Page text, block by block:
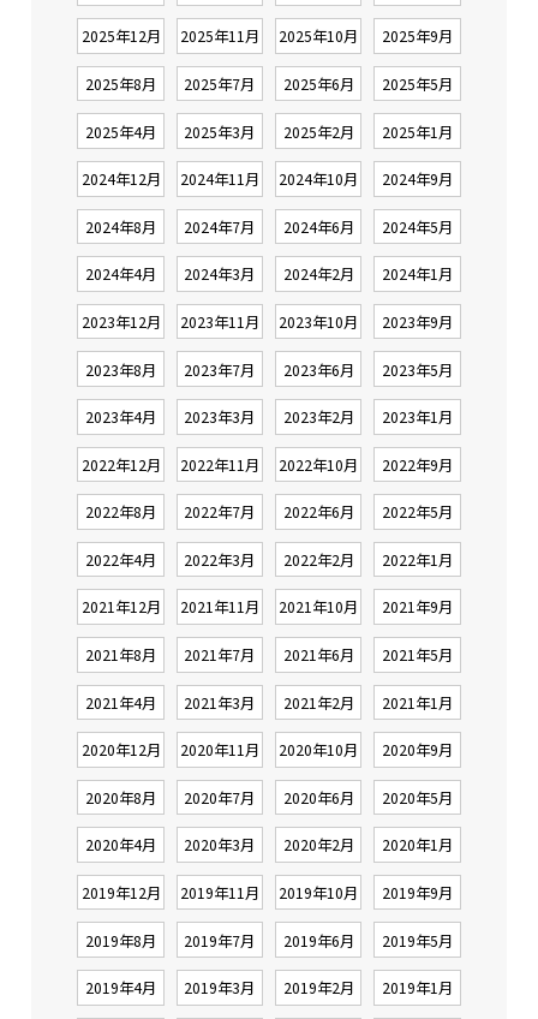
2025年12月 2025年11月 2025年10月 2025年9月
2025年8月 2025年7月 2025年6月 2025年5月
2025年4月 2025年3月 2025年2月 2025年1月
2024年12月 2024年11月 2024年10月 2024年9月
2024年8月 2024年7月 2024年6月 2024年5月
2024年4月 2024年3月 2024年2月 2024年1月
2023年12月 2023年11月 2023年10月 2023年9月
2023年8月 2023年7月 2023年6月 2023年5月
2023年4月 2023年3月 2023年2月 2023年1月
2022年12月 2022年11月 2022年10月 2022年9月
2022年8月 2022年7月 2022年6月 2022年5月
2022年4月 2022年3月 2022年2月 2022年1月
2021年12月 2021年11月 2021年10月 2021年9月
2021年8月 2021年7月 2021年6月 2021年5月
2021年4月 2021年3月 2021年2月 2021年1月
2020年12月 2020年11月 2020年10月 2020年9月
2020年8月 2020年7月 2020年6月 2020年5月
2020年4月 2020年3月 2020年2月 2020年1月
2019年12月 2019年11月 2019年10月 2019年9月
2019年8月 2019年7月 2019年6月 2019年5月
2019年4月 2019年3月 2019年2月 2019年1月